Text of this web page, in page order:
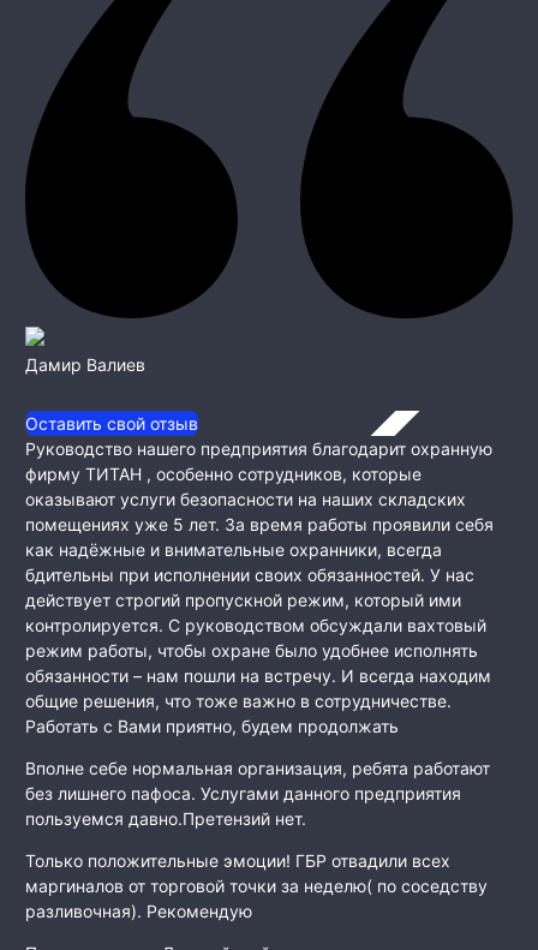
Дамир Валиев
Оставить свой отзыв
Руководство нашего предприятия благодарит охранную
фирму ТИТАН , особенно сотрудников, которые
оказывают услуги безопасности на наших складских
помещениях уже 5 лет. За время работы проявили себя
как надёжные и внимательные охранники, всегда
бдительны при исполнении своих обязанностей. У нас
действует строгий пропускной режим, который ими
контролируется. С руководством обсуждали вахтовый
режим работы, чтобы охране было удобнее исполнять
обязанности – нам пошли на встречу. И всегда находим
общие решения, что тоже важно в сотрудничестве.
Работать с Вами приятно, будем продолжать
Вполне себе нормальная организация, ребята работают
без лишнего пафоса. Услугами данного предприятия
пользуемся давно.Претензий нет.
Только положительные эмоции! ГБР отвадили всех
маргиналов от торговой точки за неделю( по соседству
разливочная). Рекомендую